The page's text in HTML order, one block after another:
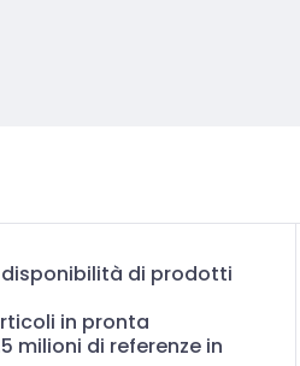
disponibilità di prodotti
in pronta
milioni di referenze in